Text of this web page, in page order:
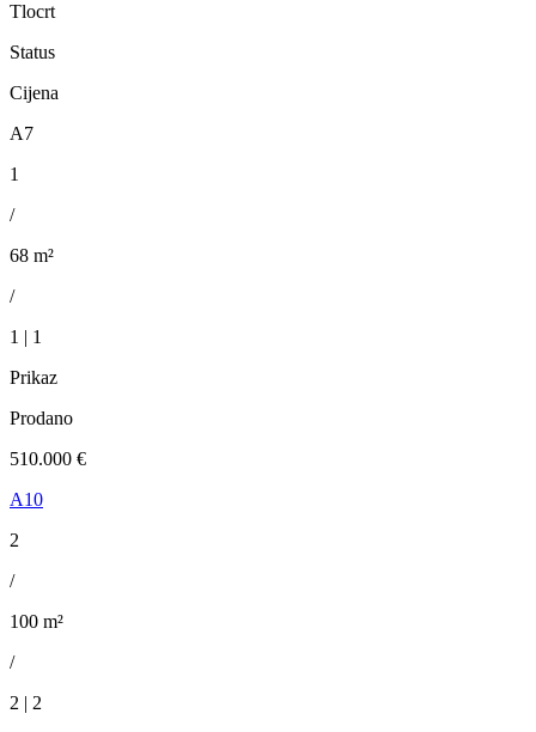
Tlocrt
Status
Cijena
A7
1
/
68 m²
/
1 | 1
Prikaz
Prodano
510.000 €
A10
2
/
100 m²
/
2 | 2